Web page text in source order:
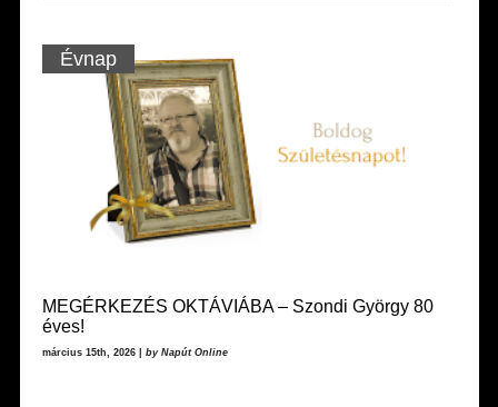
Évnap
MEGÉRKEZÉS OKTÁVIÁBA – Szondi György 80
éves!
március 15th, 2026 | by Napút Online